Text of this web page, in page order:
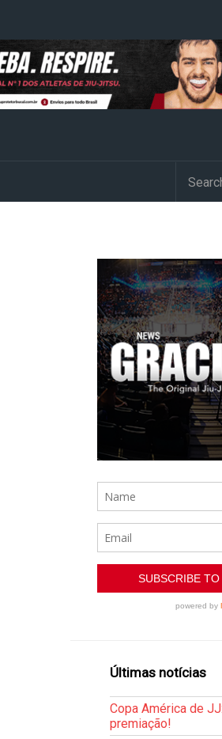
Últimas notícias
Copa América de
premiação!